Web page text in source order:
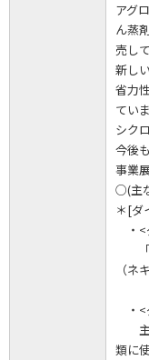
アグ
ん蒸
売し
新し
省力
てい
シク
今後
事業
○(主
＊[ダ
・<
「
（ネ
の
・<
主
類に